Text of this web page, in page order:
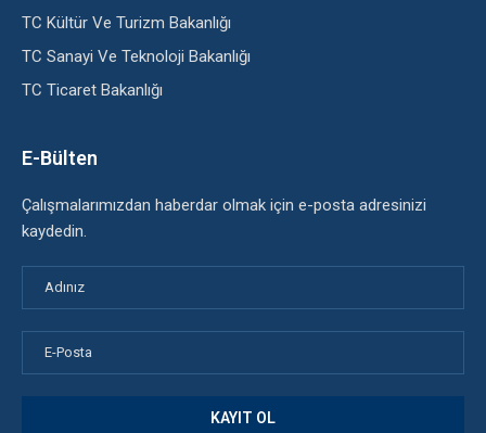
TC Kültür Ve Turizm Bakanlığı
TC Sanayi Ve Teknoloji Bakanlığı
TC Ticaret Bakanlığı
E-Bülten
Çalışmalarımızdan haberdar olmak için e-posta adresinizi
kaydedin.